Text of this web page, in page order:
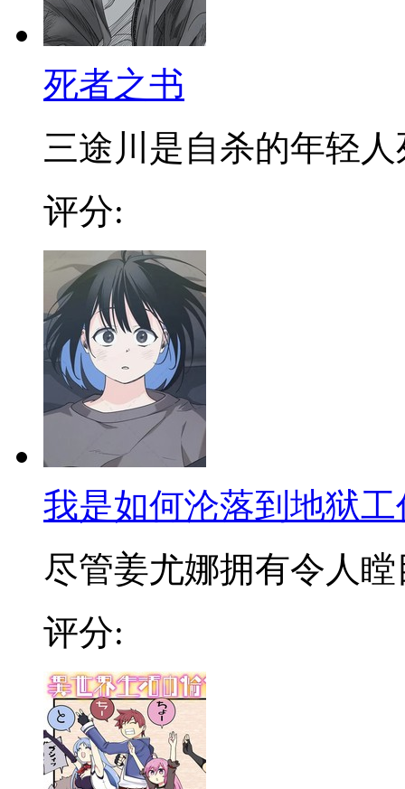
死者之书
三途川是自杀的年轻人
评分:
我是如何沦落到地狱工
尽管姜尤娜拥有令人瞠
评分: